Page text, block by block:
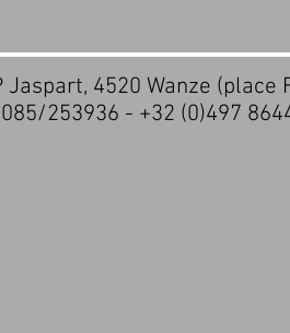
Jaspart, 4520 Wanze (place
253936 - +32 (0)497